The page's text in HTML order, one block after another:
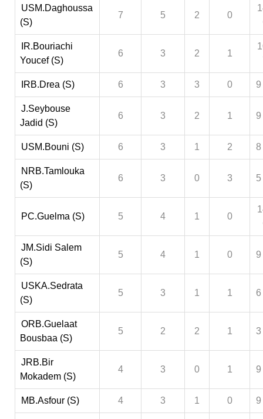
USM.Daghoussa
(S)
7 5 2 0
IR.Bouriachi
Youcef (S)
6 3 2 1
IRB.Drea (S) 6 3 3 0 9
J.Seybouse
Jadid (S)
6 3 2 1 9
USM.Bouni (S) 6 3 1 2 8
NRB.Tamlouka
(S)
6 3 0 3 5
PC.Guelma (S) 5 4 1 0
JM.Sidi Salem
(S)
5 4 1 0 9
USKA.Sedrata
(S)
5 3 1 1 6
ORB.Guelaat
Bousbaa (S)
5 2 2 1 3
JRB.Bir
Mokadem (S)
4 3 0 1 9
MB.Asfour (S) 4 3 1 0 9